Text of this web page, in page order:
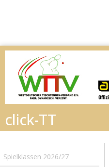
Spielklassen 2026/27